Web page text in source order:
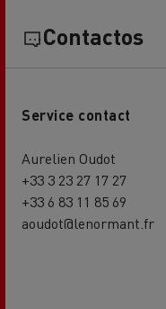
Contactos
Service contact
Aurelien Oudot
+33 3 23 27 17 27
+33 6 83 11 85 69
aoudot@lenormant.fr